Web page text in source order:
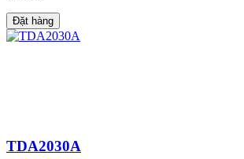
Đặt hàng
TDA2030A